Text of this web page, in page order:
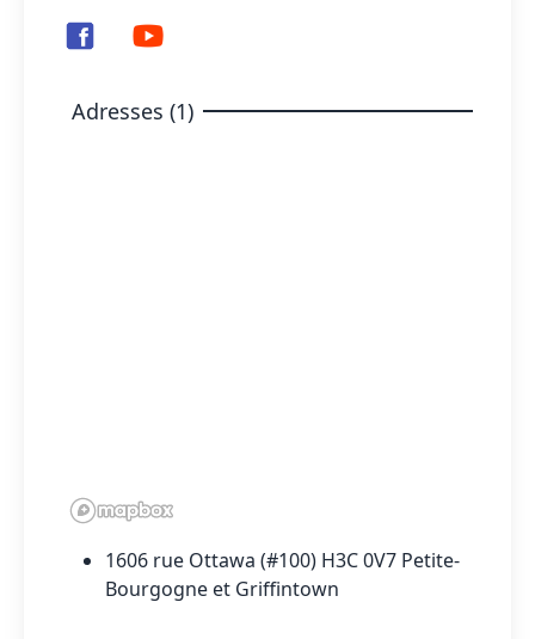
Adresses (1)
1606 rue Ottawa (#100) H3C 0V7 Petite-
Bourgogne et Griffintown